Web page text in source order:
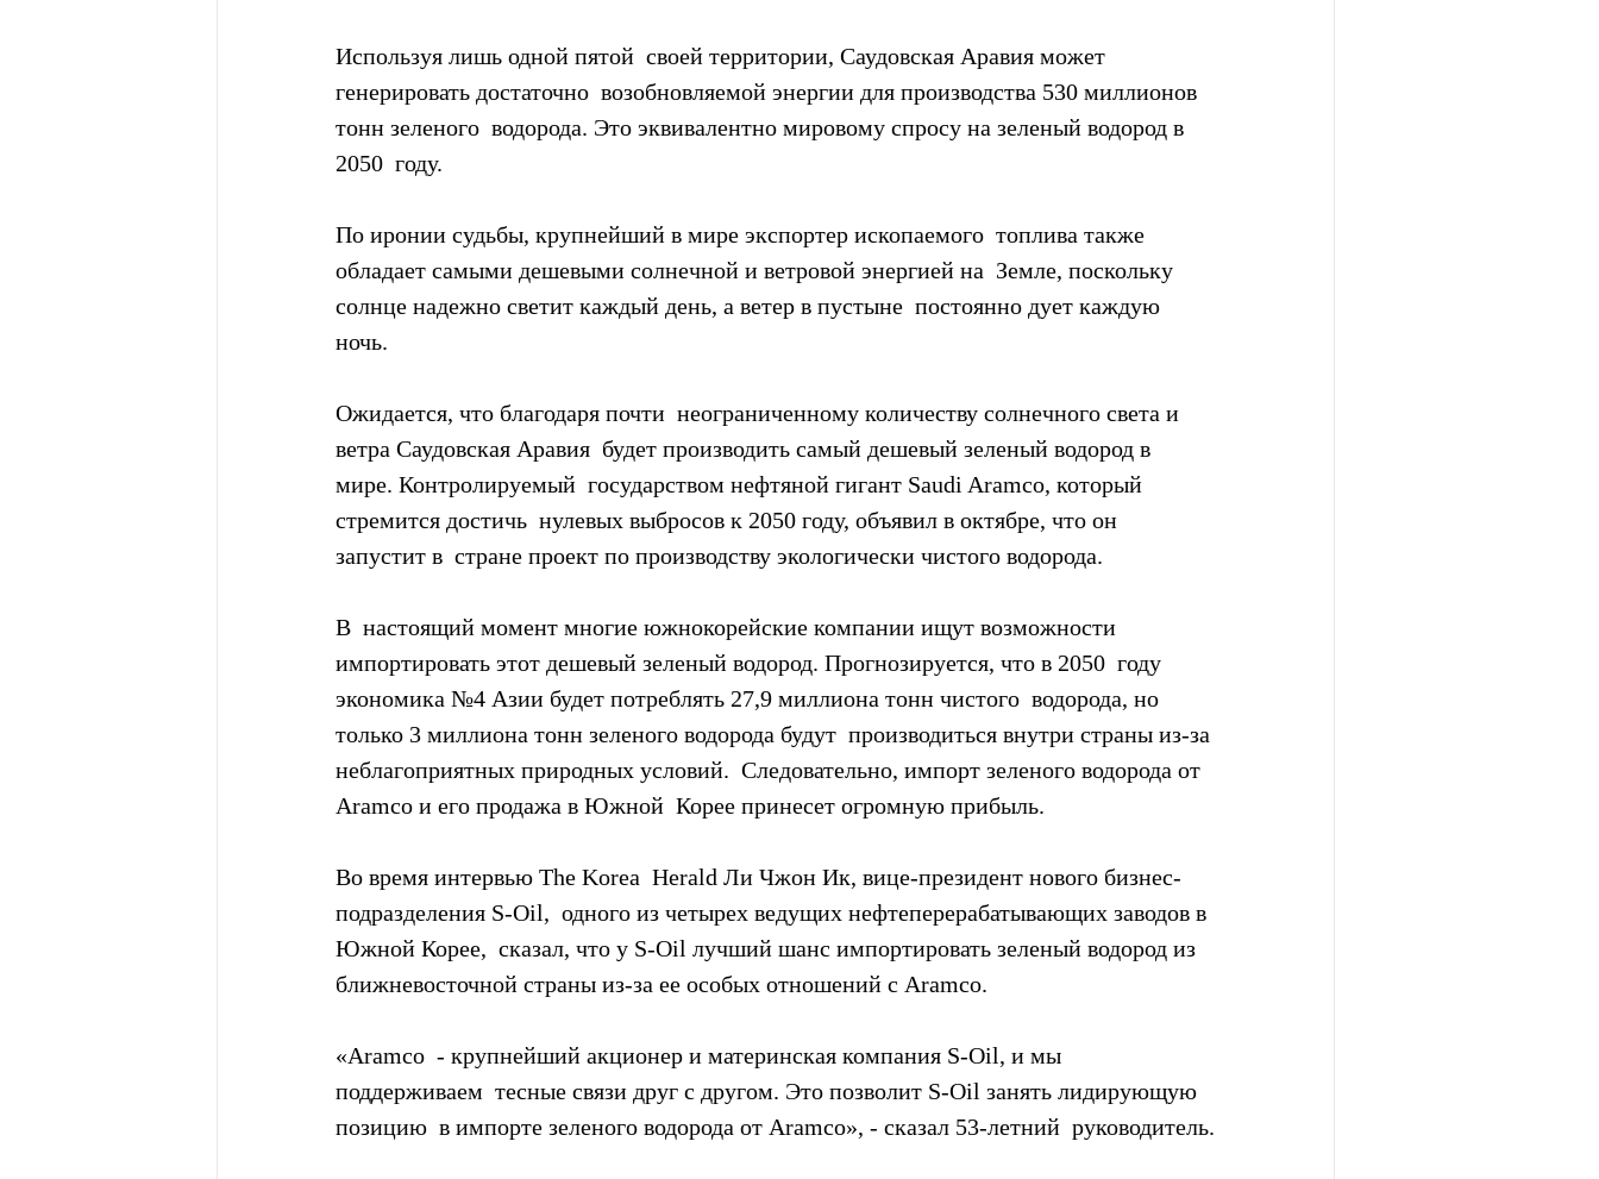
Используя лишь одной пятой  своей территории, Саудовская Аравия может
генерировать достаточно  возобновляемой энергии для производства 530 миллионов
тонн зеленого  водорода. Это эквивалентно мировому спросу на зеленый водород в
2050  году.
По иронии судьбы, крупнейший в мире экспортер ископаемого  топлива также
обладает самыми дешевыми солнечной и ветровой энергией на  Земле, поскольку
солнце надежно светит каждый день, а ветер в пустыне  постоянно дует каждую
ночь.
Ожидается, что благодаря почти  неограниченному количеству солнечного света и
ветра Саудовская Аравия  будет производить самый дешевый зеленый водород в
мире. Контролируемый  государством нефтяной гигант Saudi Aramco, который
стремится достичь  нулевых выбросов к 2050 году, объявил в октябре, что он
запустит в  стране проект по производству экологически чистого водорода.
В  настоящий момент многие южнокорейские компании ищут возможности
импортировать этот дешевый зеленый водород. Прогнозируется, что в 2050  году
экономика №4 Азии будет потреблять 27,9 миллиона тонн чистого  водорода, но
только 3 миллиона тонн зеленого водорода будут  производиться внутри страны из-за
неблагоприятных природных условий.  Следовательно, импорт зеленого водорода от
Aramco и его продажа в Южной  Корее принесет огромную прибыль.
Во время интервью The Korea  Herald Ли Чжон Ик, вице-президент нового бизнес-
подразделения S-Oil,  одного из четырех ведущих нефтеперерабатывающих заводов в
Южной Корее,  сказал, что у S-Oil лучший шанс импортировать зеленый водород из
ближневосточной страны из-за ее особых отношений с Aramco.
«Aramco  - крупнейший акционер и материнская компания S-Oil, и мы
поддерживаем  тесные связи друг с другом. Это позволит S-Oil занять лидирующую
позицию  в импорте зеленого водорода от Aramco», - сказал 53-летний  руководитель.